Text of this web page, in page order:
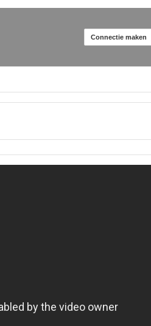
Connectie maken